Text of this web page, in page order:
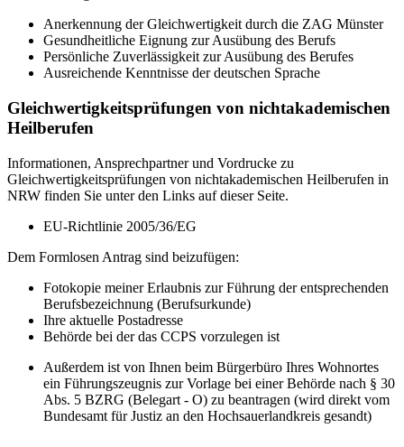
Anerkennung der Gleichwertigkeit durch die ZAG Münster
Gesundheitliche Eignung zur Ausübung des Berufs
Persönliche Zuverlässigkeit zur Ausübung des Berufes
Ausreichende Kenntnisse der deutschen Sprache
Gleichwertigkeitsprüfungen von nichtakademischen
Heilberufen
Informationen, Ansprechpartner und Vordrucke zu
Gleichwertigkeitsprüfungen von nichtakademischen Heilberufen in
NRW finden Sie unter den Links auf dieser Seite.
EU-Richtlinie 2005/36/EG
Dem Formlosen Antrag sind beizufügen:
Fotokopie meiner Erlaubnis zur Führung der entsprechenden
Berufsbezeichnung (Berufsurkunde)
Ihre aktuelle Postadresse
Behörde bei der das CCPS vorzulegen ist
Außerdem ist von Ihnen beim Bürgerbüro Ihres Wohnortes
ein Führungszeugnis zur Vorlage bei einer Behörde nach § 30
Abs. 5 BZRG (Belegart - O) zu beantragen (wird direkt vom
Bundesamt für Justiz an den Hochsauerlandkreis gesandt)